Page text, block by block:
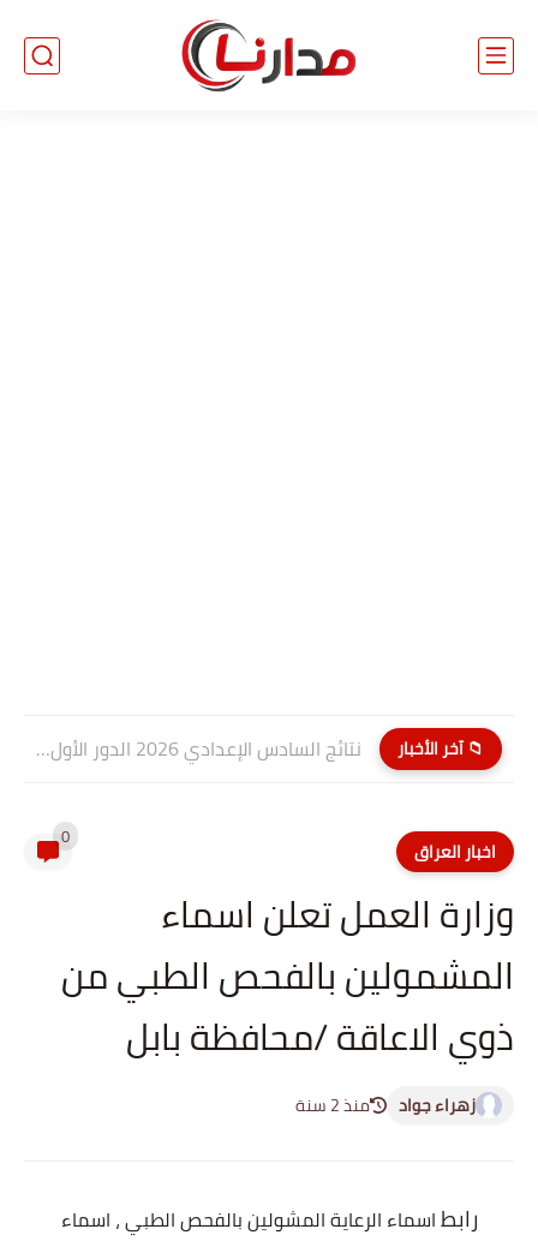
📁 آخر الأخبار نتائج السادس الإعدادي 2026 الدور الأول PDF كربلاء المقدسة| موقع...
اخبار العراق 0
وزارة العمل تعلن اسماء
المشمولين بالفحص الطبي من
ذوي الاعاقة /محافظة بابل
زهراء جواد منذ 2 سنة
رابطاسماء الرعاية المشولين بالفحص الطبي ، اسماء